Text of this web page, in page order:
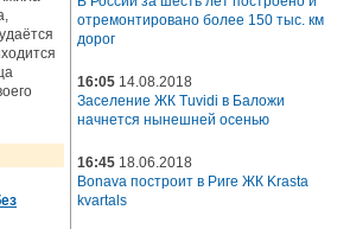
отремонтировано более 150 тыс. км
дорог
16:05 14.08.2018
Заселение ЖК Tuvidi в Баложи
начнется нынешней осенью
16:45 18.06.2018
Bonava построит в Риге ЖК Krasta
kvartals